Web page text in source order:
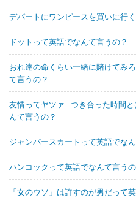
デパートにワンピースを買いに行
ドットって英語でなんて言うの？
おれ達の命くらい一緒に賭けてみ
て言うの？
友情ってヤツァ…つき合った時間
んて言うの？
ジャンパースカートって英語でな
ハンコックって英語でなんて言う
「女のウソ」は許すのが男だって